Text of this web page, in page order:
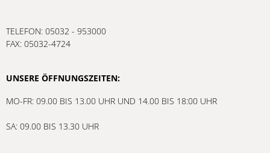
TELEFON: 05032 - 953000
FAX: 05032-4724
UNSERE ÖFFNUNGSZEITEN:
MO-FR: 09.00 BIS 13.00 UHR UND 14.00 BIS 18:00 UHR
SA: 09.00 BIS 13.30 UHR